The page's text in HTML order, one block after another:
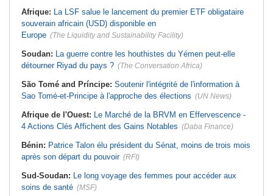
Afrique: La LSF salue le lancement du premier ETF obligataire
souverain africain (USD) disponible en
Europe (The Liquidity and Sustainability Facility)
Soudan: La guerre contre les houthistes du Yémen peut-elle
détourner Riyad du pays ? (The Conversation Africa)
São Tomé and Príncipe: Soutenir l'intégrité de l'information à
Sao Tomé-et-Principe à l'approche des élections (UN News)
Afrique de l'Ouest: Le Marché de la BRVM en Effervescence -
4 Actions Clés Affichent des Gains Notables (Daba Finance)
Bénin: Patrice Talon élu président du Sénat, moins de trois mois
après son départ du pouvoir (RFI)
Sud-Soudan: Le long voyage des femmes pour accéder aux
soins de santé (MSF)